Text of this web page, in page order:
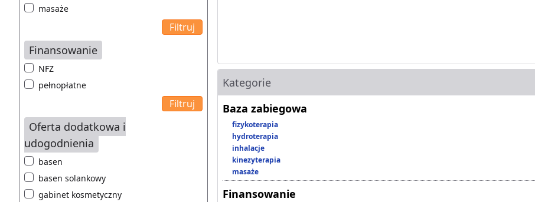
masaże
Finansowanie
NFZ
pełnopłatne
Oferta dodatkowa i
udogodnienia
basen
basen solankowy
gabinet kosmetyczny
Kategorie
Baza zabiegowa
fizykoterapia
hydroterapia
inhalacje
kinezyterapia
masaże
Finansowanie